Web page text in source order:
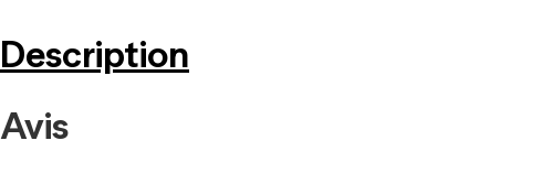
Description
Avis